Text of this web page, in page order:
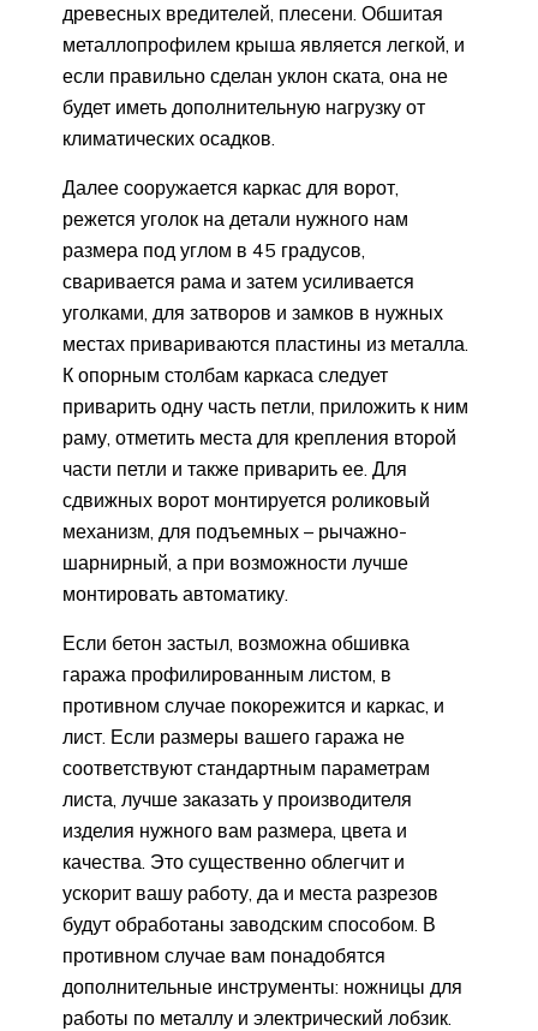
древесных вредителей, плесени. Обшитая
металлопрофилем крыша является легкой, и
если правильно сделан уклон ската, она не
будет иметь дополнительную нагрузку от
климатических осадков.
Далее сооружается каркас для ворот,
режется уголок на детали нужного нам
размера под углом в 45 градусов,
сваривается рама и затем усиливается
уголками, для затворов и замков в нужных
местах привариваются пластины из металла.
К опорным столбам каркаса следует
приварить одну часть петли, приложить к ним
раму, отметить места для крепления второй
части петли и также приварить ее. Для
сдвижных ворот монтируется роликовый
механизм, для подъемных – рычажно-
шарнирный, а при возможности лучше
монтировать автоматику.
Если бетон застыл, возможна обшивка
гаража профилированным листом, в
противном случае покорежится и каркас, и
лист. Если размеры вашего гаража не
соответствуют стандартным параметрам
листа, лучше заказать у производителя
изделия нужного вам размера, цвета и
качества. Это существенно облегчит и
ускорит вашу работу, да и места разрезов
будут обработаны заводским способом. В
противном случае вам понадобятся
дополнительные инструменты: ножницы для
работы по металлу и электрический лобзик.